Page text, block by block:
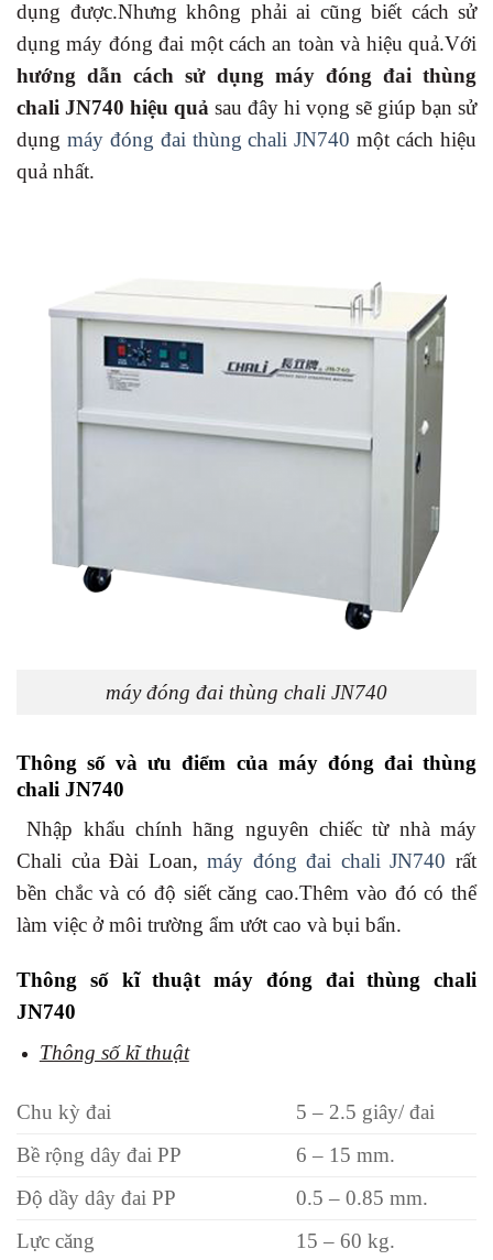
dụng được.Nhưng không phải ai cũng biết cách sử
dụng máy đóng đai một cách an toàn và hiệu quả.Với
hướng dẫn cách sử dụng máy đóng đai thùng
chali JN740 hiệu quả sau đây hi vọng sẽ giúp bạn sử
dụng máy đóng đai thùng chali JN740 một cách hiệu
quả nhất.
máy đóng đai thùng chali JN740
Thông số và ưu điểm của máy đóng đai thùng
chali JN740
Nhập khẩu chính hãng nguyên chiếc từ nhà máy
Chali của Đài Loan,máy đóng đai chali JN740 rất
bền chắc và có độ siết căng cao.Thêm vào đó có thể
làm việc ở môi trường ẩm ướt cao và bụi bẩn.
Thông số kĩ thuật máy đóng đai thùng chali
JN740
Thông số kĩ thuật
Chu kỳ đai
5 – 2.5 giây/ đai
Bề rộng dây đai PP
6 – 15 mm.
Độ dầy dây đai PP
0.5 – 0.85 mm.
Lực căng
15 – 60 kg.